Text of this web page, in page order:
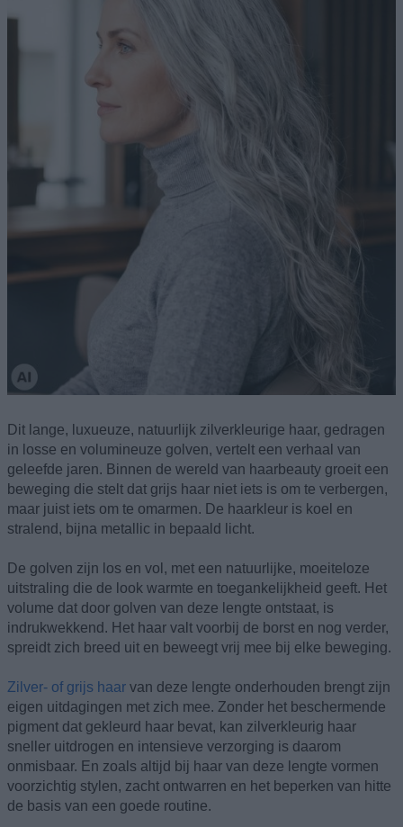
Dit lange, luxueuze, natuurlijk zilverkleurige haar, gedragen
in losse en volumineuze golven, vertelt een verhaal van
geleefde jaren. Binnen de wereld van haarbeauty groeit een
beweging die stelt dat grijs haar niet iets is om te verbergen,
maar juist iets om te omarmen. De haarkleur is koel en
stralend, bijna metallic in bepaald licht.
De golven zijn los en vol, met een natuurlijke, moeiteloze
uitstraling die de look warmte en toegankelijkheid geeft. Het
volume dat door golven van deze lengte ontstaat, is
indrukwekkend. Het haar valt voorbij de borst en nog verder,
spreidt zich breed uit en beweegt vrij mee bij elke beweging.
Zilver- of grijs haar van deze lengte onderhouden brengt zijn
eigen uitdagingen met zich mee. Zonder het beschermende
pigment dat gekleurd haar bevat, kan zilverkleurig haar
sneller uitdrogen en intensieve verzorging is daarom
onmisbaar. En zoals altijd bij haar van deze lengte vormen
voorzichtig stylen, zacht ontwarren en het beperken van hitte
de basis van een goede routine.